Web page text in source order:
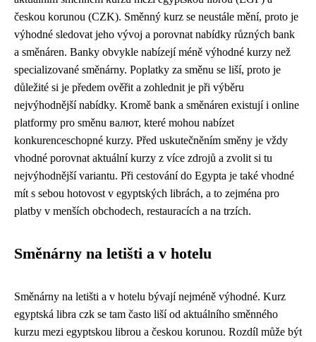
českou korunou (CZK). Směnný kurz se neustále mění, proto je
výhodné sledovat jeho vývoj a porovnat nabídky různých bank
a směnáren. Banky obvykle nabízejí méně výhodné kurzy než
specializované směnárny. Poplatky za směnu se liší, proto je
důležité si je předem ověřit a zohlednit je při výběru
nejvýhodnější nabídky. Kromě bank a směnáren existují i online
platformy pro směnu валют, které mohou nabízet
konkurenceschopné kurzy. Před uskutečněním směny je vždy
vhodné porovnat aktuální kurzy z více zdrojů a zvolit si tu
nejvýhodnější variantu. Při cestování do Egypta je také vhodné
mít s sebou hotovost v egyptských librách, a to zejména pro
platby v menších obchodech, restauracích a na trzích.
Směnárny na letišti a v hotelu
Směnárny na letišti a v hotelu bývají nejméně výhodné. Kurz
egyptská libra czk se tam často liší od aktuálního směnného
kurzu mezi egyptskou librou a českou korunou. Rozdíl může být